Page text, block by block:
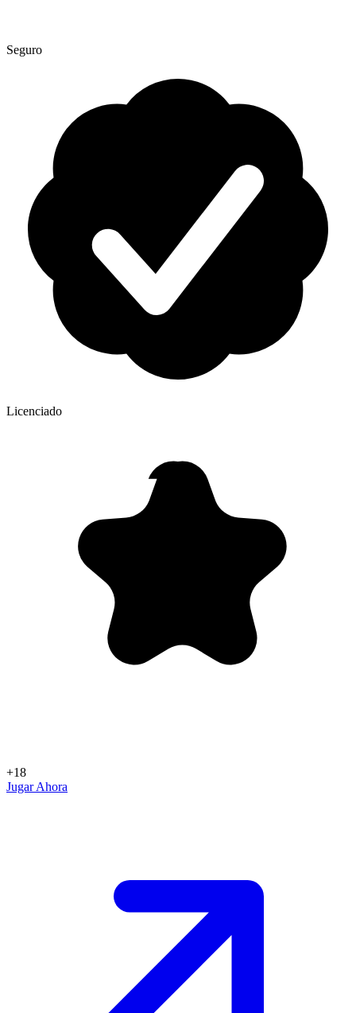
Seguro
Licenciado
+18
Jugar Ahora